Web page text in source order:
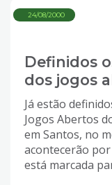
24/08/2000
Definidos
dos jogos
Já estão
Jogos Abertos
em Santos, no
acontecerão
está marcada